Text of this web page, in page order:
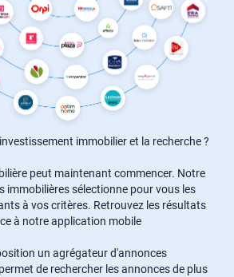
immobilier et la recherche ?
peut maintenant commencer. Notre
immobilières sélectionne pour vous les
à vos critères. Retrouvez les résultats
à notre application mobile
un agrégateur d'annonces
de rechercher les annonces de plus